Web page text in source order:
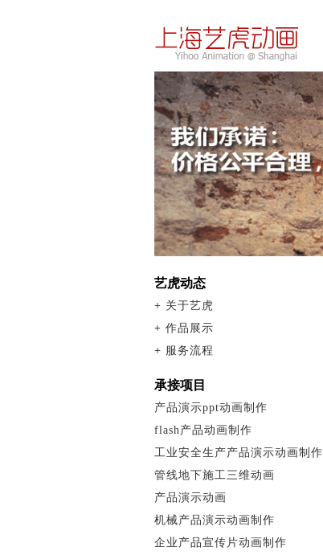
艺虎动态
+ 关于艺虎
+ 作品展示
+ 服务流程
承接项目
产品演示ppt动画制作
flash产品动画制作
工业安全生产产品演示动画制作
管线地下施工三维动画
产品演示动画
机械产品演示动画制作
企业产品宣传片动画制作